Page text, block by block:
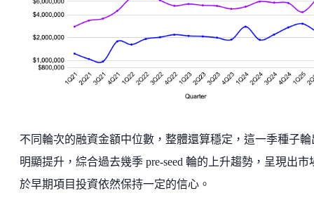
不同輪次的融資金額中位數，整體還算穩定，這一季種子輪
明顯提升，綜合過去幾季 pre-seed 輪的上升趨勢，呈現出市
於早期項目投資依然保持一定的信心。